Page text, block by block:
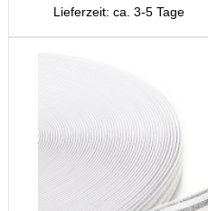
Lieferzeit: ca. 3-5 Tage